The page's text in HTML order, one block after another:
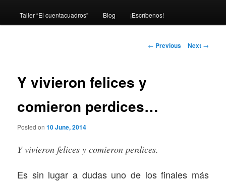
primary
Taller “El cuentacuadros” Blog ¡Escríbenos!
Post
← Previous Next →
Y vivieron felices y
comieron perdices…
Posted on10 June, 2014
Y vivieron felices y comieron perdices.
Es sin lugar a dudas uno de los finales más